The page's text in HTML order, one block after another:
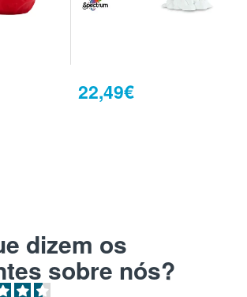
22,49€
dizem os
sobre nós?